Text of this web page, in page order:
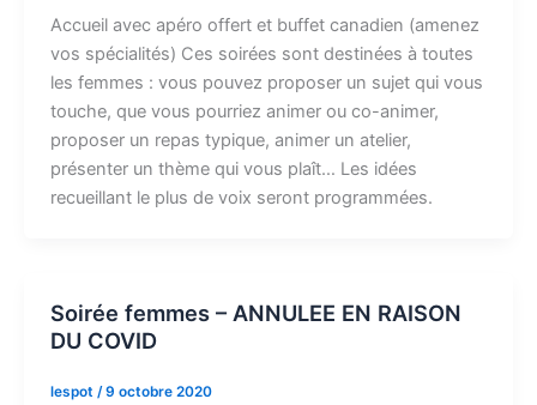
Accueil avec apéro offert et buffet canadien (amenez
vos spécialités) Ces soirées sont destinées à toutes
les femmes : vous pouvez proposer un sujet qui vous
touche, que vous pourriez animer ou co-animer,
proposer un repas typique, animer un atelier,
présenter un thème qui vous plaît… Les idées
recueillant le plus de voix seront programmées.
Soirée femmes – ANNULEE EN RAISON
DU COVID
lespot /9 octobre 2020